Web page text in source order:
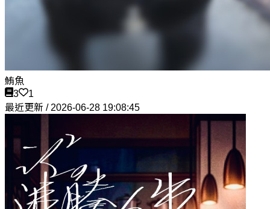
鮪魚
3
1
最近更新 / 2026-06-28 19:08:45